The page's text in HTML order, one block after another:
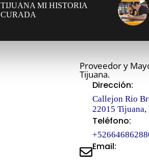
TIJUANA MI HISTORIA
CURADA
Proveedor y
Tijuana.
Dirección:
Callejon Rio
22015 Tijuana,
Teléfono:
Email: